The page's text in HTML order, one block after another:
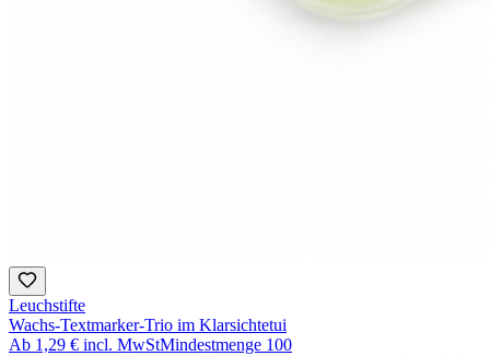
Leuchstifte
Wachs-Textmarker-Trio im Klarsichtetui
Ab 1,29 € incl. MwStMindestmenge 100